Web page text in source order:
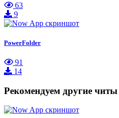
63
9
PowerFolder
91
14
Рекомендуем другие читы